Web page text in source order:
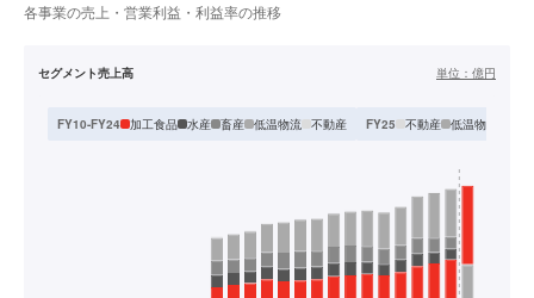
各事業の売上・営業利益・利益率の推移
セグメント売上高 単位： 億円
FY10-FY24 加工食品 水産 畜産 低温物流 不動産 FY25 不動産 低温物流